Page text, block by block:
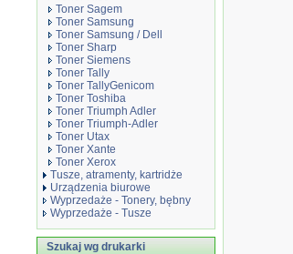
Toner Sagem
Toner Samsung
Toner Samsung / Dell
Toner Sharp
Toner Siemens
Toner Tally
Toner TallyGenicom
Toner Toshiba
Toner Triumph Adler
Toner Triumph-Adler
Toner Utax
Toner Xante
Toner Xerox
Tusze, atramenty, kartridże
Urządzenia biurowe
Wyprzedaże - Tonery, bębny
Wyprzedaże - Tusze
Szukaj wg drukarki